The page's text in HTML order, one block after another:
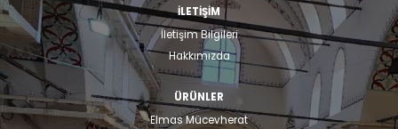
İLETİŞİM
İletişim Bilgileri
Hakkımızda
ÜRÜNLER
Elmas Mücevherat